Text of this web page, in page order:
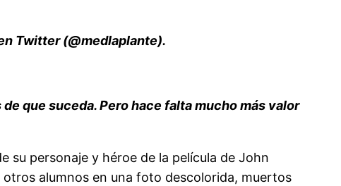
Twitter (@medlaplante).
que suceda. Pero hace falta mucho más valor
su personaje y héroe de la película de John
alumnos en una foto descolorida, muertos